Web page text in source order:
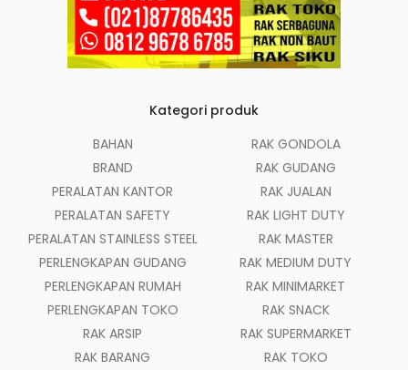
Kategori produk
BAHAN
BRAND
PERALATAN KANTOR
PERALATAN SAFETY
PERALATAN STAINLESS STEEL
PERLENGKAPAN GUDANG
PERLENGKAPAN RUMAH
PERLENGKAPAN TOKO
RAK ARSIP
RAK BARANG
RAK GONDOLA
RAK GUDANG
RAK JUALAN
RAK LIGHT DUTY
RAK MASTER
RAK MEDIUM DUTY
RAK MINIMARKET
RAK SNACK
RAK SUPERMARKET
RAK TOKO